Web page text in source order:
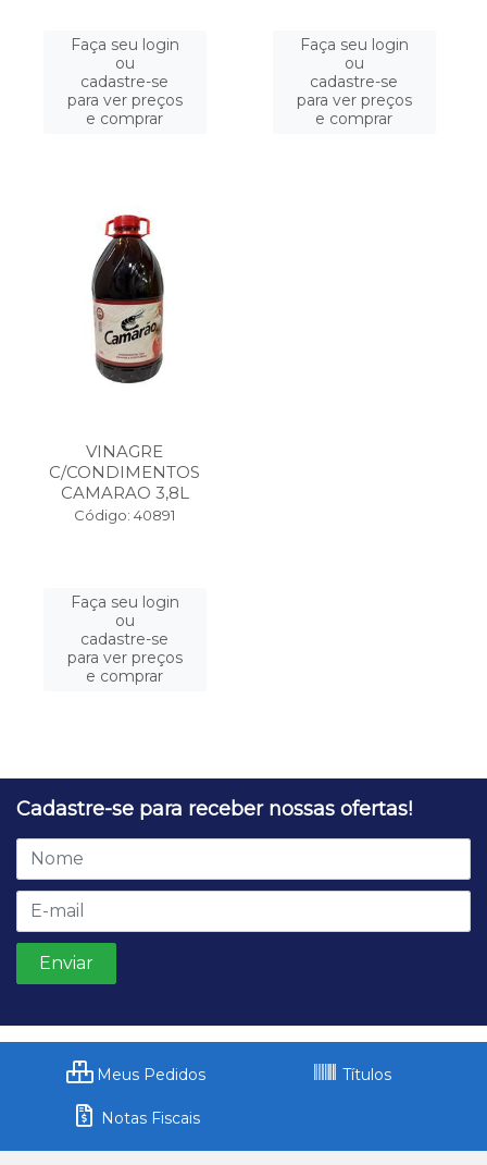
Faça seu login
ou
cadastre-se
para ver preços
e comprar
Faça seu login
ou
cadastre-se
para ver preços
e comprar
VINAGRE
C/CONDIMENTOS
CAMARAO 3,8L
Código: 40891
Faça seu login
ou
cadastre-se
para ver preços
e comprar
Cadastre-se para receber nossas ofertas!
Meus Pedidos Títulos
Notas Fiscais